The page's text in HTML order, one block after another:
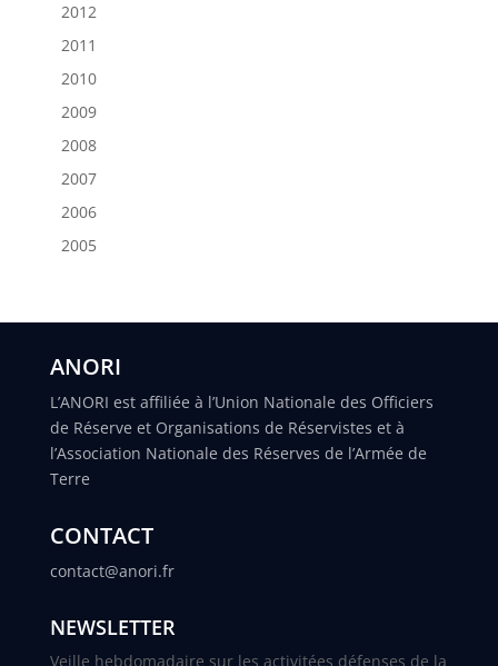
2012
2011
2010
2009
2008
2007
2006
2005
ANORI
L’ANORI est affiliée à l’Union Nationale des Officiers
de Réserve et Organisations de Réservistes et à
l’Association Nationale des Réserves de l’Armée de
Terre
CONTACT
contact@anori.fr
NEWSLETTER
Veille hebdomadaire sur les activitées défenses de la